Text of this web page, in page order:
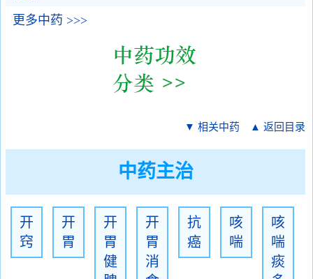
更多中药 >>>
▼ 相关中药 ▲ 返回目录
中药主治
开
窍
开
胃
开
胃
健
开
胃
消
抗
癌
咳
喘
咳
喘
痰